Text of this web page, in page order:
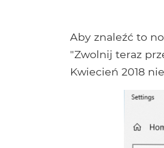
Aby znaleźć to
"Zwolnij teraz
Kwiecień 2018